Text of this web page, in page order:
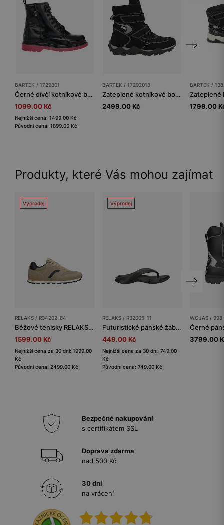
BARTEK / 1729301
Černé dívčí kotníkové boty BARTEK s růžovou podrážkou 1729301
1099.00 Kč
Nejnižší cena: 1499.00 Kč
Původní cena: 1899.00 Kč
BARTEK / 17292018
Zateplené kotníkové boty BARTEK 17292018, černo-šedé
2499.00 Kč
BARTEK /
1799.00
Produkty, které Vás mohou zajímat
Výprodej
RELAKS / R34202-84
Béžové tenisky RELAKS s černými detaily
1599.00 Kč
Nejnižší cena za 30 dní: 1999.00
Kč
Původní cena: 2499.00 Kč
Výprodej
RELAKS / R32005-11
Futuristické pánské žabky RELAKS s profilovanou podrážkou
449.00 Kč
Nejnižší cena za 30 dní: 749.00
Kč
Původní cena: 749.00 Kč
WOJAS /
3799.00
Bezpečné nakupování
s certifikátem SSL
Doprava zdarma
nad 500 Kč
30 dní
na vrácení